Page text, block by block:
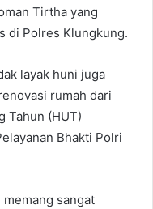
Tirtha yang
di Polres Klungkung.
layak huni juga
rumah dari
Tahun (HUT)
Bhakti Polri
sangat